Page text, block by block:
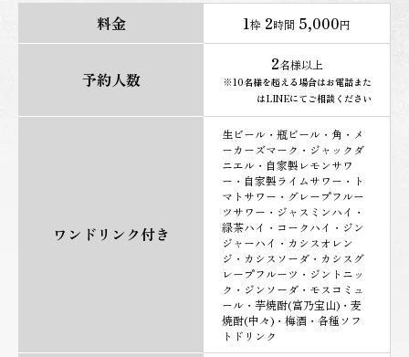
料金 1枠 2時間 5,000円
予約人数
2名様以上
※10名様を超える場合はお電話また
はLINEにてご相談ください
ワンドリンク付き
生ビール・瓶ビール・角・メ
ーカーズマーク・ジャックダ
ニエル・自家製レモンサワ
ー・自家製ライムサワー・ト
マトサワー・グレープフルー
ツサワー・ジャスミンハイ・
緑茶ハイ・コークハイ・ジン
ジャーハイ・カシスオレン
ジ・カシスソーダ・カシスグ
レープフルーツ・ジントニッ
ク・ジンソーダ・モスコミュ
ール・芋焼酎(富乃宝山)・麦
焼酎(中々)・梅酒・各種ソフ
トドリンク